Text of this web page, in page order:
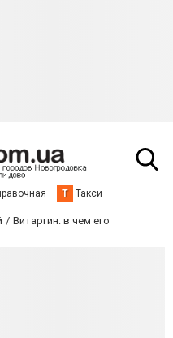
Т Такси
Витаргин: в чем его